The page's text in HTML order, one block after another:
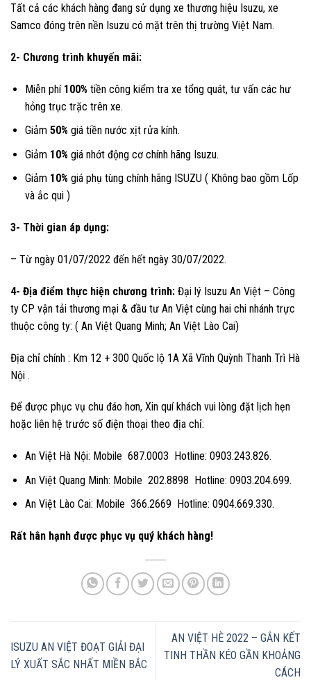
Tất cả các khách hàng đang sử dụng xe thương hiệu Isuzu, xe
Samco đóng trên nền Isuzu có mặt trên thị trường Việt Nam.
2- Chương trình khuyến mãi:
Miễn phí 100% tiền công kiểm tra xe tổng quát, tư vấn các hư
hỏng trục trặc trên xe.
Giảm 50% giá tiền nước xịt rửa kính.
Giảm 10% giá nhớt động cơ chính hãng Isuzu.
Giảm 10% giá phụ tùng chính hãng ISUZU ( Không bao gồm Lốp
và ắc qui )
3- Thời gian áp dụng:
– Từ ngày 01/07/2022 đến hết ngày 30/07/2022.
4- Địa điểm thực hiện chương trình: Đại lý Isuzu An Việt – Công
ty CP vận tải thương mại & đầu tư An Việt cùng hai chi nhánh trực
thuộc công ty: ( An Việt Quang Minh; An Việt Lào Cai)
Địa chỉ chính : Km 12 + 300 Quốc lộ 1A Xã Vĩnh Quỳnh Thanh Trì Hà
Nội .
Để được phục vụ chu đáo hơn, Xin quí khách vui lòng đặt lịch hẹn
hoặc liên hệ trước số điện thoại theo địa chỉ:
An Việt Hà Nội: Mobile 687.0003 Hotline: 0903.243.826.
An Việt Quang Minh: Mobile 202.8898 Hotline: 0903.204.699.
An Việt Lào Cai: Mobile 366.2669 Hotline: 0904.669.330.
Rất hân hạnh được phục vụ quý khách hàng!
ISUZU AN VIỆT ĐOẠT GIẢI ĐẠI
LÝ XUẤT SẮC NHẤT MIỀN BẮC
AN VIỆT HÈ 2022 – GẮN KẾT
TINH THẦN KÉO GẦN KHOẢNG
CÁCH